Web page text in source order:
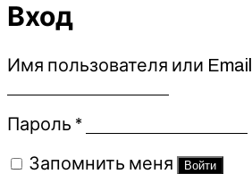
Вход
Имя пользователя или Email
Пароль *Обязательно
Запомнить меня Войти